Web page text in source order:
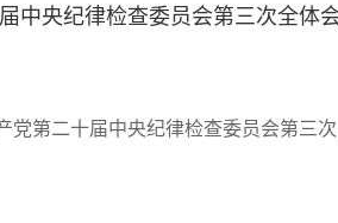
第二十届中央纪律检查委员会第三次